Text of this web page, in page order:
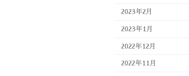
2023年2月
2023年1月
2022年12月
2022年11月